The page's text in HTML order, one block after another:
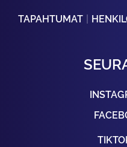
TAPAHTUMAT